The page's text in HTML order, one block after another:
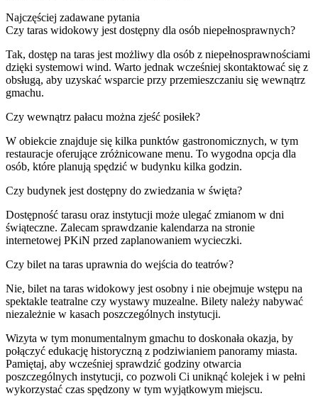
Najczęściej zadawane pytania
Czy taras widokowy jest dostępny dla osób niepełnosprawnych?
Tak, dostęp na taras jest możliwy dla osób z niepełnosprawnościami
dzięki systemowi wind. Warto jednak wcześniej skontaktować się z
obsługą, aby uzyskać wsparcie przy przemieszczaniu się wewnątrz
gmachu.
Czy wewnątrz pałacu można zjeść posiłek?
W obiekcie znajduje się kilka punktów gastronomicznych, w tym
restauracje oferujące zróżnicowane menu. To wygodna opcja dla
osób, które planują spędzić w budynku kilka godzin.
Czy budynek jest dostępny do zwiedzania w święta?
Dostępność tarasu oraz instytucji może ulegać zmianom w dni
świąteczne. Zalecam sprawdzanie kalendarza na stronie
internetowej PKiN przed zaplanowaniem wycieczki.
Czy bilet na taras uprawnia do wejścia do teatrów?
Nie, bilet na taras widokowy jest osobny i nie obejmuje wstępu na
spektakle teatralne czy wystawy muzealne. Bilety należy nabywać
niezależnie w kasach poszczególnych instytucji.
Wizyta w tym monumentalnym gmachu to doskonała okazja, by
połączyć edukację historyczną z podziwianiem panoramy miasta.
Pamiętaj, aby wcześniej sprawdzić godziny otwarcia
poszczególnych instytucji, co pozwoli Ci uniknąć kolejek i w pełni
wykorzystać czas spędzony w tym wyjątkowym miejscu.